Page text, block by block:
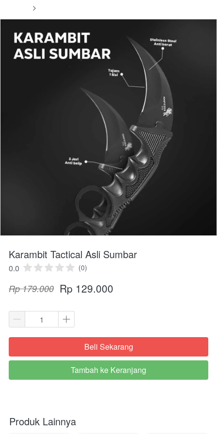
Karambit Tactical Asli Sumbar
0.0 (0)
Rp 179.000 Rp 129.000
`Beli Sekarang
`
Tambah ke Keranjang
Produk Lainnya